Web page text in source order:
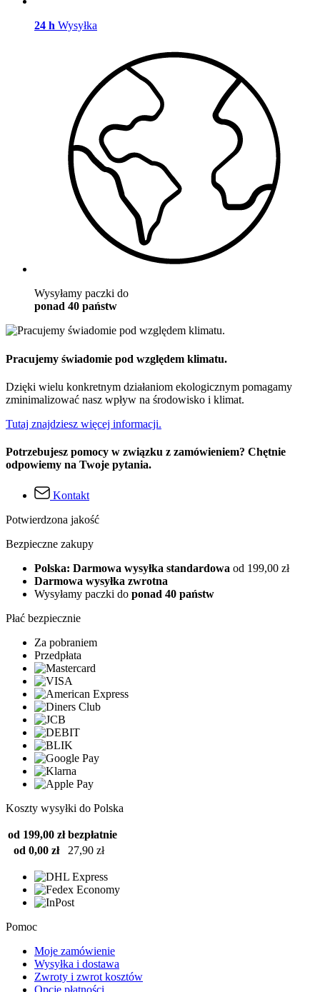
24 h Wysyłka
Wysyłamy paczki do
ponad 40 państw
Pracujemy świadomie pod względem klimatu.
Dzięki wielu konkretnym działaniom ekologicznym pomagamy
zminimalizować nasz wpływ na środowisko i klimat.
Tutaj znajdziesz więcej informacji.
Potrzebujesz pomocy w związku z zamówieniem? Chętnie
odpowiemy na Twoje pytania.
Kontakt
Potwierdzona jakość
Bezpieczne zakupy
Polska: Darmowa wysyłka standardowa od 199,00 zł
Darmowa wysyłka zwrotna
Wysyłamy paczki do ponad 40 państw
Płać bezpiecznie
Za pobraniem
Przedpłata
Koszty wysyłki do Polska
od 199,00 zł bezpłatnie
od 0,00 zł
27,90 zł
Pomoc
Moje zamówienie
Wysyłka i dostawa
Zwroty i zwrot kosztów